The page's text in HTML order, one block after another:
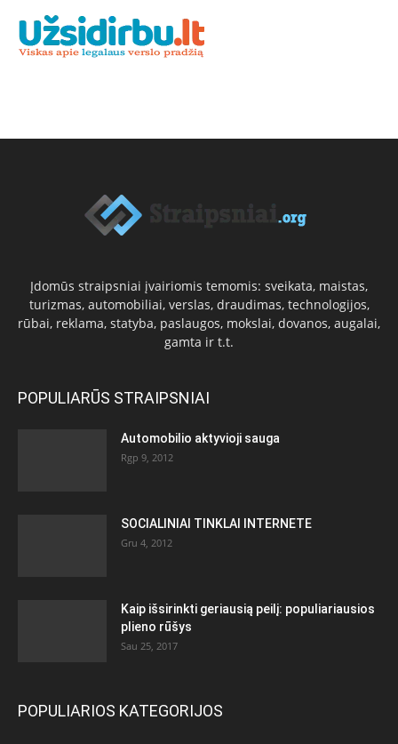
Įdomūs straipsniai įvairiomis temomis: sveikata, maistas,
turizmas, automobiliai, verslas, draudimas, technologijos,
rūbai, reklama, statyba, paslaugos, mokslai, dovanos, augalai,
gamta ir t.t.
POPULIARŪS STRAIPSNIAI
Automobilio aktyvioji sauga
Rgp 9, 2012
SOCIALINIAI TINKLAI INTERNETE
Gru 4, 2012
Kaip išsirinkti geriausią peilį: populiariausios
plieno rūšys
Sau 25, 2017
POPULIARIOS KATEGORIJOS